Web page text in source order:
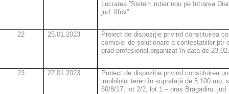
Lucrarea ”Sistem rutier nou pe Intrarea
jud. Ilfov”
22 25.01.2023
Proiect de dispoziție privind constituirea
comisiei de solutionare a contestatiilor ptr
grad profesional,organizat în data de
23 27.01.2023
Proiect de dispoziție privind constituirea
imobilului teren în suprafață de 5.100 mp,
60/8/17, lot 2/2, lot 1 – oraș Bragadiru,